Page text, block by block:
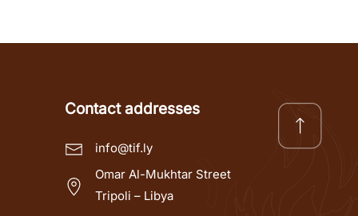
Contact addresses
info@tif.ly
Omar Al-Mukhtar Street
Tripoli – Libya